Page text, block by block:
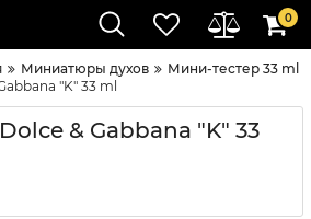
0
Миниатюры духов
Мини-тестер 33 ml
"K" 33 ml
& Gabbana "K" 33